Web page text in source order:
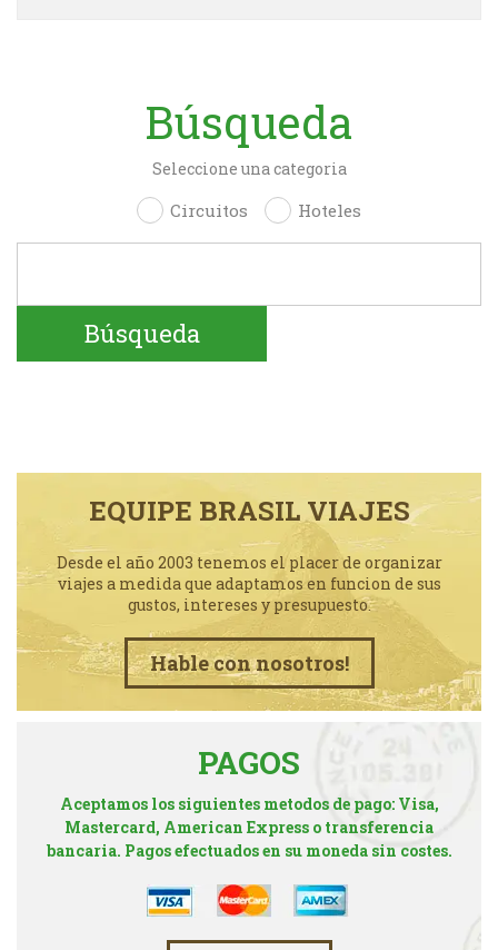
Búsqueda
Seleccione una categoria
Circuitos Hoteles
EQUIPE BRASIL VIAJES
Desde el año 2003 tenemos el placer de organizar
viajes a medida que adaptamos en funcion de sus
gustos, intereses y presupuesto.
Hable con nosotros!
PAGOS
Aceptamos los siguientes metodos de pago: Visa,
Mastercard, American Express o transferencia
bancaria. Pagos efectuados en su moneda sin costes.